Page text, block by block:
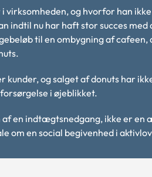
virksomheden, og hvorfor han
indtil nu har haft stor succes
til en ombygning af
kunder, og salget af donuts har
i øjeblikket.
en indtægtsnedgang, ikke er en
om en social begivenhed i